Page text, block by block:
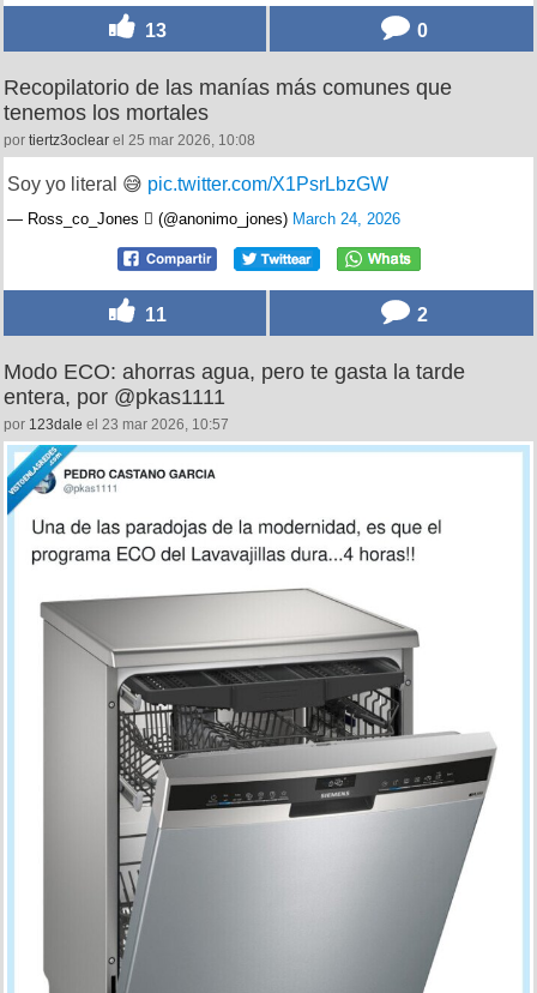
13 0
Recopilatorio de las manías más comunes que
tenemos los mortales
por tiertz3oclear el 25 mar 2026, 10:08
Soy yo literal 😅 pic.twitter.com/X1PsrLbzGW
— Ross_co_Jones  (@anonimo_jones) March 24, 2026
11 2
Modo ECO: ahorras agua, pero te gasta la tarde
entera, por @pkas1111
por 123dale el 23 mar 2026, 10:57